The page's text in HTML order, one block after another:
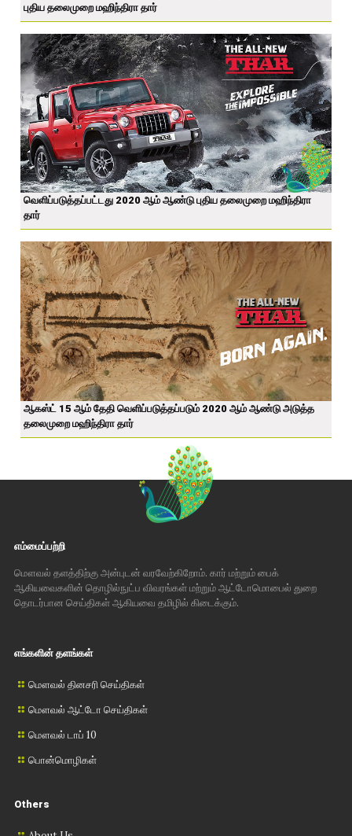
புதிய தலைமுறை மஹிந்திரா தார்
வெளிப்படுத்தப்பட்டது 2020 ஆம் ஆண்டு புதிய தலைமுறை மஹிந்திரா
தார்
ஆகஸ்ட் 15 ஆம் தேதி வெளிப்படுத்தப்படும் 2020 ஆம் ஆண்டு அடுத்த
தலைமுறை மஹிந்திரா தார்
எம்மைப்பற்றி
மௌவல் தளத்திற்கு அன்புடன் வரவேற்கிறோம். கார் மற்றும் பைக்
ஆகியவைகளின் தொழில்நுட்ப விவரங்கள் மற்றும் ஆட்டோமொபைல் துறை
தொடர்பான செய்திகள் ஆகியவை தமிழில் கிடைக்கும்.
எங்களின் தளங்கள்
மௌவல் தினசரி செய்திகள்
மௌவல் ஆட்டோ செய்திகள்
மௌவல் டாப் 10
பொன்மொழிகள்
Others